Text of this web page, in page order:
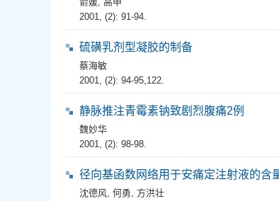
2001, (2): 91-94.
硫磺乳剂型凝胶的制备
蔡海敏
2001, (2): 94-95,122.
静脉推注青霉素钠致剧烈腹痛2例
魏妙华
2001, (2): 98-98.
径向基函数网络用于安痛定注射液的含
沈德风, 何勇, 方洪壮